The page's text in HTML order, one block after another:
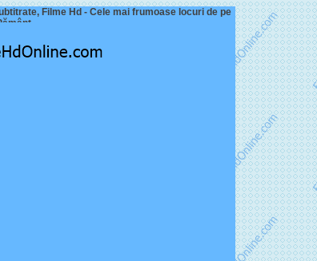
Filme Hd - Cele mai frumoase locuri de pe